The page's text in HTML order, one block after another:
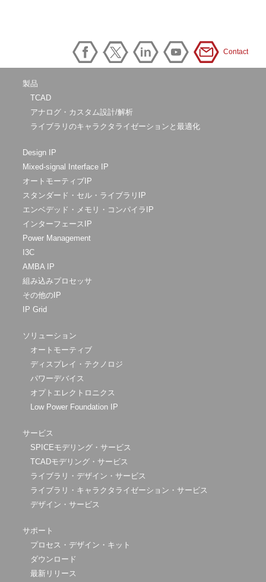
Contact
製品
TCAD
アナログ・カスタム設計/解析
ライブラリのキャラクタライゼーションと最適化
Design IP
Mixed-signal Interface IP
オートモーティブIP
スタンダード・セル・ライブラリIP
エンベデッド・メモリ・コンパイラIP
インターフェースIP
Power Management
I3C
AMBA IP
組み込みプロセッサ
その他のIP
IP Grid
ソリューション
オートモーティブ
ディスプレイ・テクノロジ
パワーデバイス
オプトエレクトロニクス
Low Power Foundation IP
サービス
SPICEモデリング・サービス
TCADモデリング・サービス
ライブラリ・デザイン・サービス
ライブラリ・キャラクタライゼーション・サービス
デザイン・サービス
サポート
プロセス・デザイン・キット
ダウンロード
最新リリース